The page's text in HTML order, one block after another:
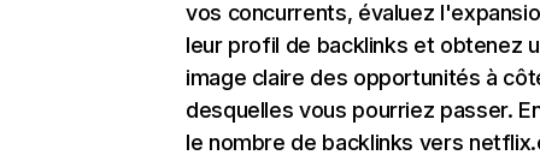
vos concurrents, évaluez
leur profil de backlinks et obtenez
image claire des opportunités à
desquelles vous pourriez passer.
le nombre de backlinks vers